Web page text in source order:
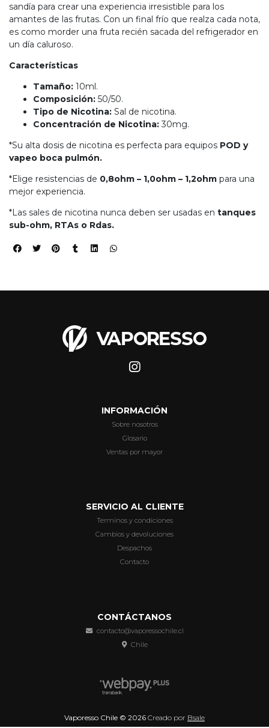
sandía para crear una experiencia irresistible para los
amantes de las frutas. Con un final frío que realza cada nota,
es como morder una fruta recién sacada del refrigerador en
un día caluroso.
Características
Tamaño: 10ml.
Composición: 50/50.
Tipo de Nicotina: Sal de nicotina.
Concentración de Nicotina:30mg.
*Su alta dosis de nicotina es perfecta para equipos POD y
vapeo boca pulmón.
*Elige resistencias de 0,8ohm – 1,0ohm – 1,2ohm para una
mejor experiencia.
*Las sales de nicotina nunca deben ser usadas en tanques
sub-ohm, RTAs o Rdas.
INFORMACIÓN
Sobre nosotros
Glosario
Ventas por mayor
SERVICIO AL CLIENTE
Terminos y condiciones
Cambios y devoluciones
Despachos
Contacto
CONTÁCTANOS
contacto@vaporessochile.cl
Chile
Vaporesso Chile © 2026 Creado por Bsale